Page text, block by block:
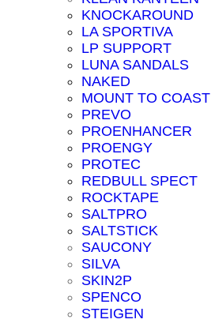
KNOCKAROUND
LA SPORTIVA
LP SUPPORT
LUNA SANDALS
NAKED
MOUNT TO COAST
PREVO
PROENHANCER
PROENGY
PROTEC
REDBULL SPECT
ROCKTAPE
SALTPRO
SALTSTICK
SAUCONY
SILVA
SKIN2P
SPENCO
STEIGEN